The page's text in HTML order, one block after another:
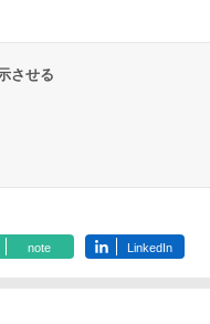
させる
note LinkedIn